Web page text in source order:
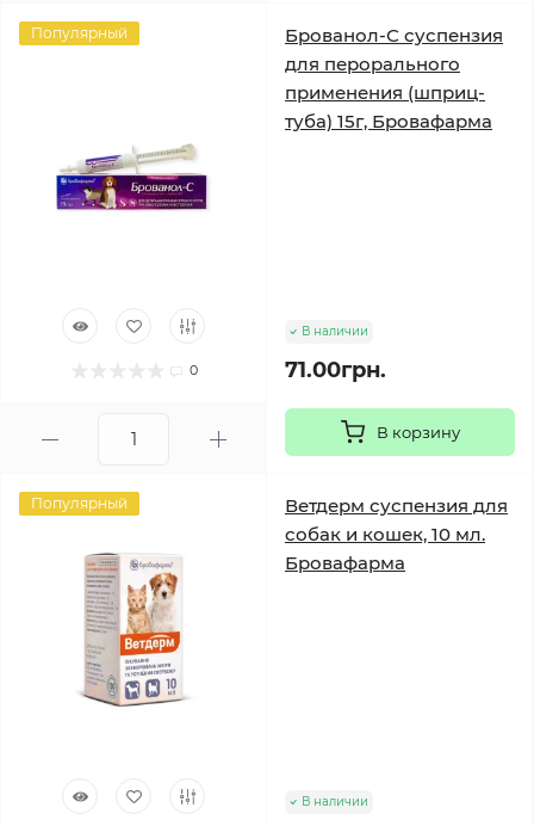
Популярный
0
Брованол-С суспензия
для перорального
применения (шприц-
туба) 15г, Бровафарма
В наличии
71.00грн.
В корзину
Популярный
Ветдерм суспензия для
собак и кошек, 10 мл.
Бровафарма
В наличии